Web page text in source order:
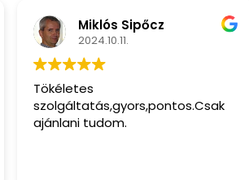
Miklós Sipőcz
2024.10.11.
Tökéletes
szolgáltatás,gyors,pontos.Csak
ajánlani tudom.